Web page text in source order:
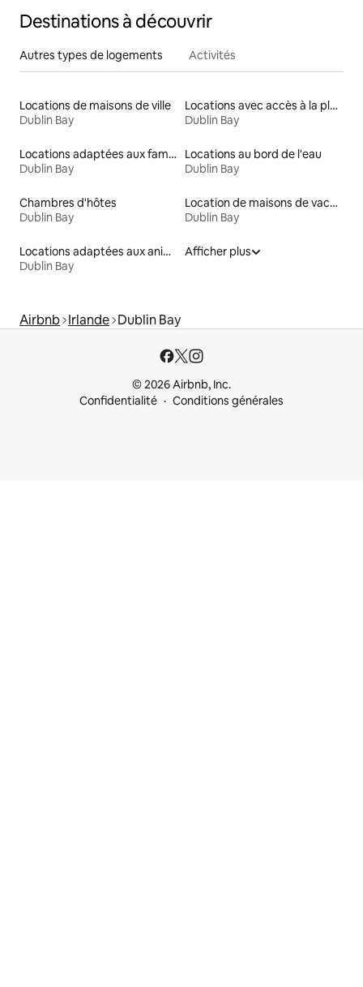
Destinations à découvrir
Autres types de logements Activités
Locations de maisons de ville
Dublin Bay
Locations avec accès à la plage
Dublin Bay
Locations adaptées aux familles
Dublin Bay
Locations au bord de l'eau
Dublin Bay
Chambres d'hôtes
Dublin Bay
Location de maisons de vacances
Dublin Bay
Locations adaptées aux animaux
Dublin Bay
Afficher plus
Airbnb Irlande Dublin Bay
© 2026 Airbnb, Inc.
Confidentialité
Conditions générales